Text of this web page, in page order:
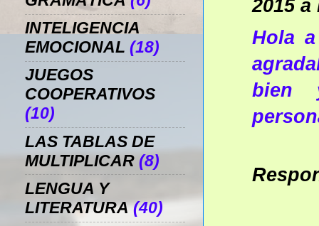
2015 a
Hola
bien
INTELIGENCIA
EMOCIONAL (18)
JUEGOS
COOPERATIVOS
(10)
LAS TABLAS DE
MULTIPLICAR (8)
LENGUA Y
LITERATURA (40)